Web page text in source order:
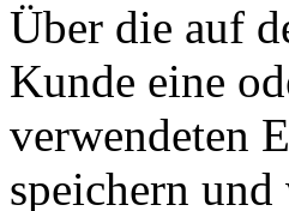
Über die auf
Kunde eine
verwendeten
speichern